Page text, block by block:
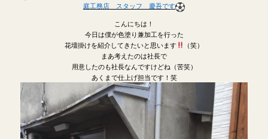
庭工務店 スタッフ 慶吾です
こんにちは！
今日は僕が色塗り兼加工を行った
花壇掛けを紹介してきたいと思います
（笑）
まあ考えたのは社長で
用意したのも社長なんですけどね（苦笑）
あくまで仕上げ担当です！笑